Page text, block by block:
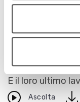
Jacaré
E il loro ultimo
Ascolta